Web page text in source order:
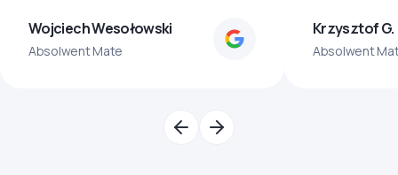
Wojciech Wesołowski
Absolwent Mate
Krzysztof G.
Absolwent